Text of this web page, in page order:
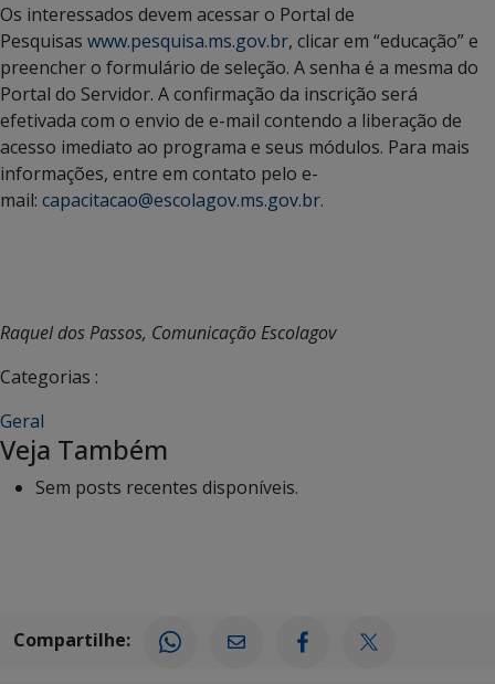
Os interessados devem acessar o Portal de
Pesquisas www.pesquisa.ms.gov.br, clicar em “educação” e
preencher o formulário de seleção. A senha é a mesma do
Portal do Servidor. A confirmação da inscrição será
efetivada com o envio de e-mail contendo a liberação de
acesso imediato ao programa e seus módulos. Para mais
informações, entre em contato pelo e-
mail: capacitacao@escolagov.ms.gov.br.
Raquel dos Passos, Comunicação Escolagov
Categorias :
Geral
Veja Também
Sem posts recentes disponíveis.
Compartilhe: